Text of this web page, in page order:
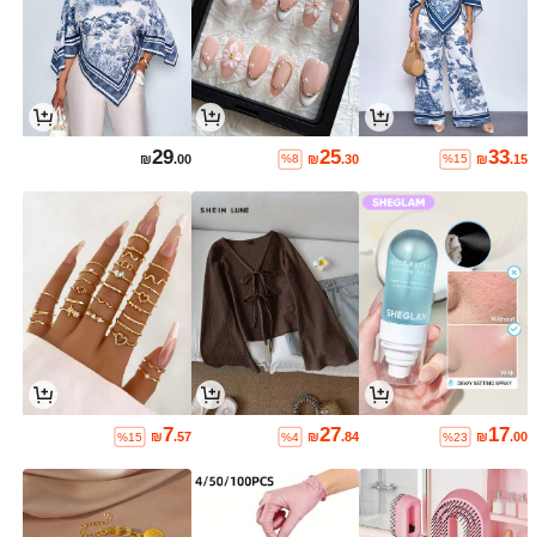
₪33.15
%15
₪25.30
%8
₪29.00
₪17.00
%23
₪27.84
%4
₪7.57
%15